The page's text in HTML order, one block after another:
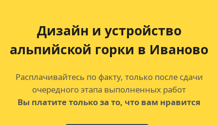
Дизайн и устройство
альпийской горки в Иваново
Расплачивайтесь по факту, только после сдачи
очередного этапа выполненных работ
Вы платите только за то, что вам нравится